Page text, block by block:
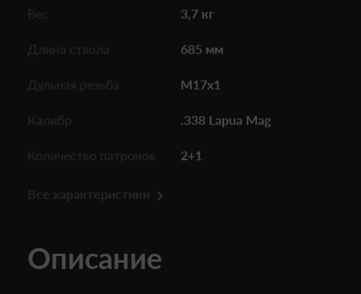
Вес 3,7 кг
Длина ствола 685 мм
Дульная резьба M17x1
Калибр .338 Lapua Mag
Количество патронов 2+1
Все характеристики
Описание